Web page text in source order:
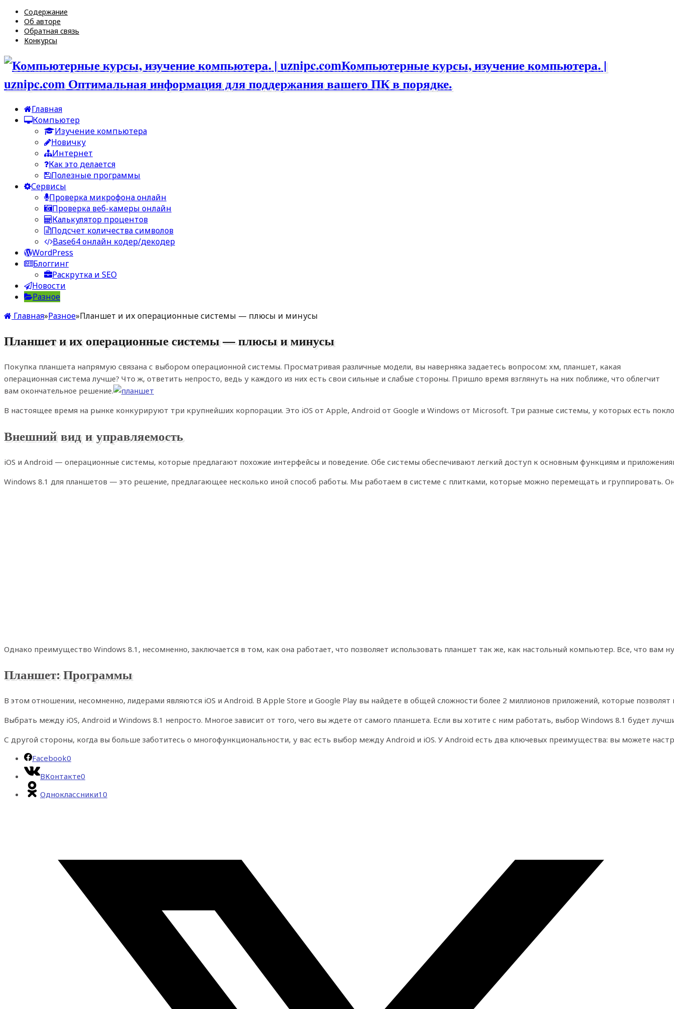
Содержание
Об авторе
Обратная связь
Конкурсы
Компьютерные курсы, изучение компьютера. |
uznipc.com Оптимальная информация для поддержания вашего ПК в порядке.
Главная
Компьютер
Изучение компьютера
Новичку
Интернет
Как это делается
Полезные программы
Сервисы
Проверка микрофона онлайн
Проверка веб-камеры онлайн
Калькулятор процентов
Подсчет количества символов
Base64 онлайн кодер/декодер
WordPress
Блоггинг
Раскрутка и SEO
Новости
Разное
Главная»Разное»Планшет и их операционные системы — плюсы и минусы
Планшет и их операционные системы — плюсы и минусы
Покупка планшета напрямую связана с выбором операционной системы. Просматривая различные модели, вы наверняка задаетесь вопросом: хм, планшет, какая
операционная система лучше? Что ж, ответить непросто, ведь у каждого из них есть свои сильные и слабые стороны. Пришло время взглянуть на них поближе, что облегчит
вам окончательное решение.
В настоящее время на рынке конкурируют три крупнейших корпорации. Это iOS от Apple, Android от Google и Windows от Microsoft. Три разные системы, у которых есть
Внешний вид и управляемость
iOS и Android — операционные системы, которые предлагают похожие интерфейсы и поведение. Обе системы обеспечивают легкий доступ к основным функциям и
Windows 8.1 для планшетов — это решение, предлагающее несколько иной способ работы. Мы работаем в системе с плитками, которые можно перемещать и
Однако преимущество Windows 8.1, несомненно, заключается в том, как она работает, что позволяет использовать планшет так же, как настольный компьютер. Все, что
Планшет: Программы
В этом отношении, несомненно, лидерами являются iOS и Android. В Apple Store и Google Play вы найдете в общей сложности более 2 миллионов приложений, которые
Выбрать между iOS, Android и Windows 8.1 непросто. Многое зависит от того, чего вы ждете от самого планшета. Если вы хотите с ним работать, выбор Windows 8.1 будет
С другой стороны, когда вы больше заботитесь о многофункциональности, у вас есть выбор между Android и iOS. У Android есть два ключевых преимущества: вы можете
Facebook0
ВКонтакте0
Одноклассники10